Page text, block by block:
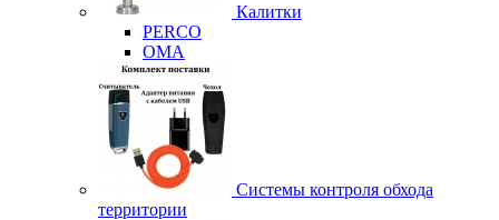
Калитки
PERCO
OMA
Системы контроля обхода
территории